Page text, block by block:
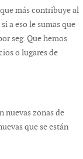
más contribuye al
a eso le sumas que
seg. Que hemos
o lugares de
nuevas zonas de
que se están